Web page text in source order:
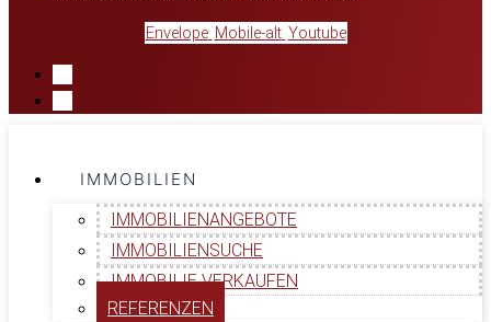
Envelope Mobile-alt Youtube
IMMOBILIEN
IMMOBILIENANGEBOTE
IMMOBILIENSUCHE
IMMOBILIE VERKAUFEN
REFERENZEN